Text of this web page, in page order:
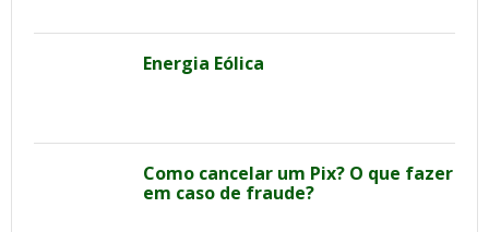
Energia Eólica
Como cancelar um Pix? O que fazer
em caso de fraude?